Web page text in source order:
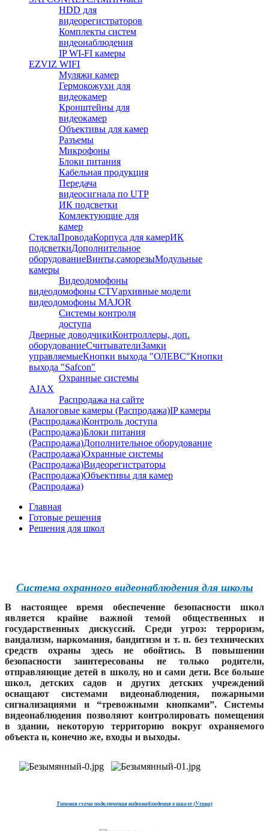
HDD для
видеорегистраторов
Комплекты систем
видеонаблюдения
IP WI-FI камеры
EZVIZ WIFI
Муляжи камер
Гермокожухи для
видеокамер
Кронштейны для
видеокамер
Объективы для камер
Разъемы
Микрофоны
Блоки питания
Кабельная продукция
Передача
видеосигнала по UTP
ИК подсветки
Комлектующие для
камер
СтеклаПроводаКорпуса для камерИК
подсветкиДополнительное
оборудованиеВинты,саморезыМодульные
камеры
Видеодомофоны
видеодомофоны CTVархивные модели
видеодомофоны MAJOR
Системы контроля
доступа
Дверные доводчикиКонтроллеры, доп.
оборудованиеСчитывателиЗамки
управляемыеКнопки выхода "ОЛЕВС"Кнопки
выхода "Safcon"
Охранные системы
AJAX
Распродажа на сайте
Аналоговые камеры (Распродажа)IP камеры
(Распродажа)Контроль доступа
(Распродажа)Блоки питания
(Распродажа)Дополнительное оборудование
(Распродажа)Охранные системы
(Распродажа)Видеорегистраторы
(Распродажа)Объективы для камер
(Распродажа)
Главная
Готовые решения
Решения для школ
Cистема охранного видеонаблюдения для школы
В настоящее время обеспечение безопасности школ
является крайне важной темой общественных и
государственных дискуссий. Среди угроз: терроризм,
вандализм, наркомания, бандитизм и т. п. без технических
средств охраны здесь не обойтись. В повышении
безопасности заинтересованы не только родители,
отправляющие детей в школу, но и сами дети. Все больше
школ, детских садов и других детских учреждений
оснащают системами видеонаблюдения, пожарными
сигнализациями и “тревожными кнопками”. Системы
видеонаблюдения позволяют контролировать помещения
в здании, некоторую территорию вокруг охраняемого
объекта и, конечно же, входы и выходы.
Типовая схема подключения видеонаблюдения в школе (Улица)